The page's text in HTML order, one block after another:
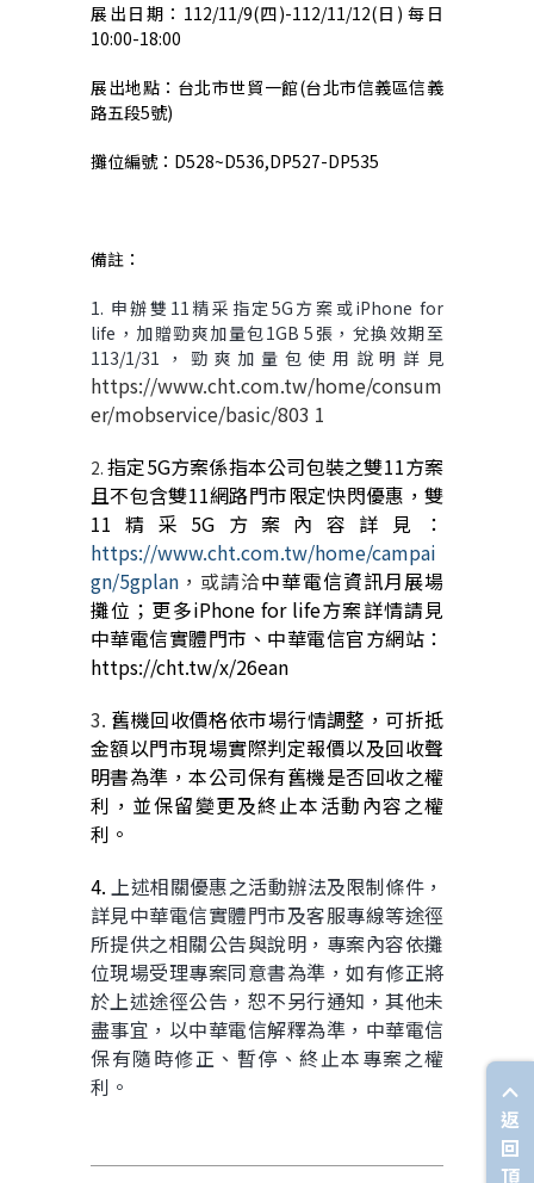
展出日期： 112/11/9(四)-112/11/12(日 )每日
10:00-18:00
展出地點：台北市世貿一館(台北市信義區信義
路五段5號)
攤位編號： D528~D536,DP527-DP535
備註：
1. 申辦雙 11精采指定 5G 方案或iPhone for
life ，加贈勁爽加量包1GB 5張，兌換效期至
113/1/31 ，勁爽加量包使用說明詳見
https://www.cht.com.tw/home/consum
er/mobservice/basic/803 1
2.指定5G方案係指本公司包裝之雙11方案
且不包含雙11網路門市限定快閃優惠，雙
11 精采 5G 方案內容詳見：
https://www.cht.com.tw/home/campai
gn/5gplan ，或請洽中華電信資訊月展場
攤位 ；更多iPhone for life方案詳情請見
中華電信實體門市、中華電信官方網站：
https://cht.tw/x/26ean
3. 舊機回收價格依市場行情調整，可折抵
金額以門市現場實際判定報價以及回收聲
明書為準，本公司保有舊機是否回收之權
利，並保留變更及終止本活動內容之權
利。
4.上述相關優惠之活動辦法及限制條件，
詳見中華電信實體門市及客服專線等途徑
所提供之相關公告與說明，專案內容依攤
位現場受理專案同意書為準，如有修正將
於上述途徑公告，恕不另行通知，其他未
盡事宜，以中華電信解釋為準，中華電信
保有隨時修正、暫停、終止本專案之權
利。
返
回
頂